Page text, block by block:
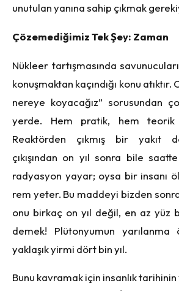
unutulan yanına sahip çıkmak
Çözemediğimiz Tek Şey: Zaman
Nükleer tartışmasında
konuşmaktan kaçındığı konu atıktır.
nereye koyacağız” sorusundan
yerde. Hem pratik, hem
Reaktörden çıkmış bir yakıt
çıkışından on yıl sonra bile
radyasyon yayar; oysa bir insanı
rem yeter. Bu maddeyi bizden
onu birkaç on yıl değil, en az yüz
demek! Plütonyumun yarılanma
yaklaşık yirmi dört bin yıl.
Bunu kavramak için insanlık tarihinin